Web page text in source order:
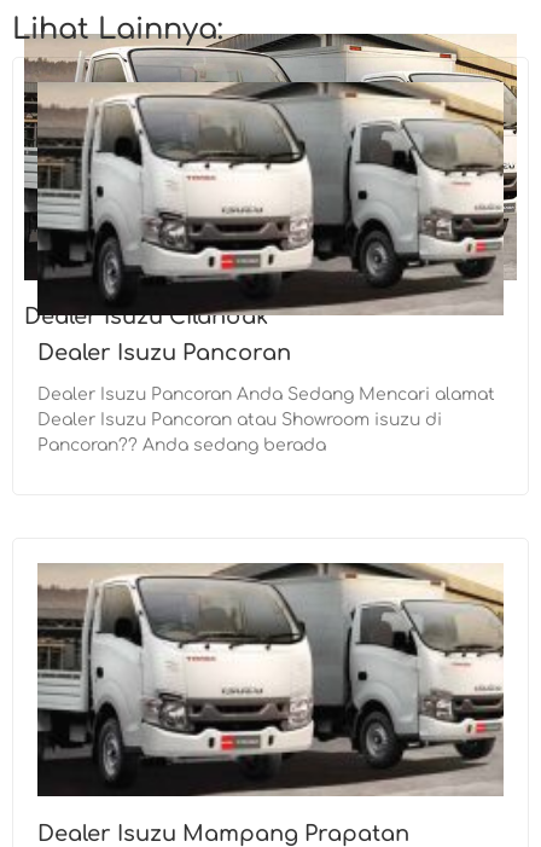
Dealer Isuzu Cilandak
Lihat Lainnya:
Dealer Isuzu Pancoran
Dealer Isuzu Pancoran Anda Sedang Mencari alamat
Dealer Isuzu Pancoran atau Showroom isuzu di
Pancoran?? Anda sedang berada
Dealer Isuzu Mampang Prapatan